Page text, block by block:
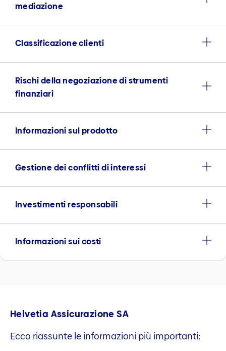
mediazione
Classificazione clienti
Rischi della negoziazione di strumenti
finanziari
Informazioni sul prodotto
Gestione dei conflitti di interessi
Investimenti responsabili
Informazioni sui costi
Helvetia Assicurazione SA
Ecco riassunte le informazioni più importanti: